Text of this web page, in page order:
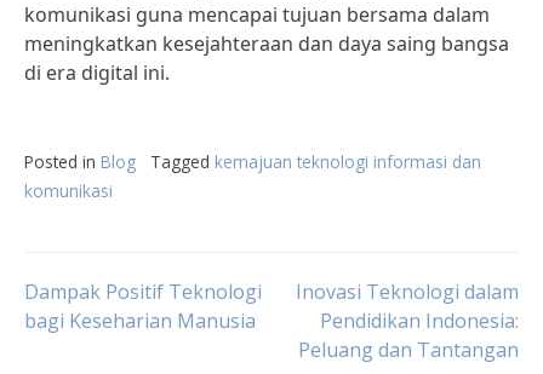
komunikasi guna mencapai tujuan bersama dalam
meningkatkan kesejahteraan dan daya saing bangsa
di era digital ini.
Posted in Blog Tagged kemajuan teknologi informasi dan
komunikasi
Post
Dampak Positif Teknologi
bagi Keseharian Manusia
Inovasi Teknologi dalam
Pendidikan Indonesia:
Peluang dan Tantangan